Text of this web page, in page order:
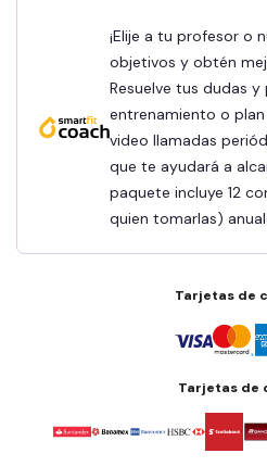
¡Elije a tu profesor o nutriólogo, establece tus
objetivos y obtén
Resuelve tus dudas y
entrenamiento o
video llamadas
que te ayudará a
paquete incluye 12
quien tomarlas)
Tarjetas de
Tarjetas de